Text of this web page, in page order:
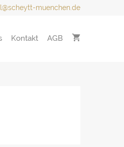
muenchen.de
Kontakt AGB